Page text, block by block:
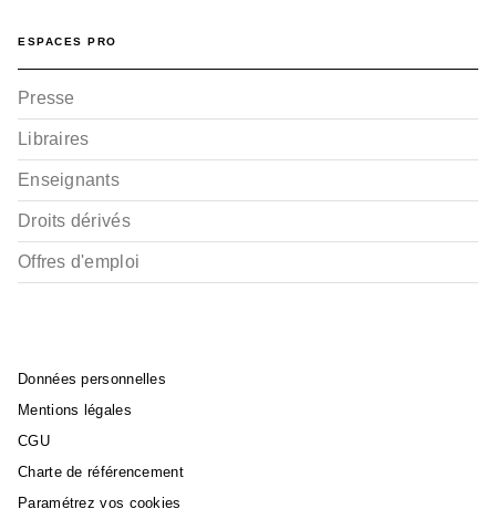
ESPACES PRO
Presse
Libraires
Enseignants
Droits dérivés
Offres d'emploi
Données personnelles
Mentions légales
CGU
Charte de référencement
Paramétrez vos cookies